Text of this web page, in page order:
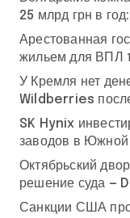
25 млрд грн в
Арестованная
жильем для ВПЛ
У Кремля нет
Wildberries
SK Hynix
заводов в Южной
Октябрьский
решение суда —
Санкции США